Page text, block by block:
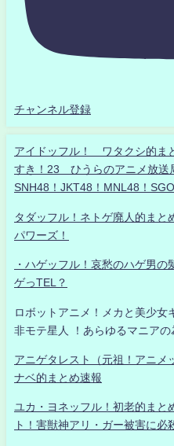
チャンネル登録
アイドッフル！ ワタクシ的ま
すき！23 ひうらのアニメ放送
SNH48！JKT48！MNL48！
タダッフル！ネトゲ廃人的まと
パワーズ！
・ハゲッフル！哀愁のハゲ男
ゲっTEL？
ロボットアニメ！メカと美少女
非モテ星人 ！あらゆるマニアの
アニゲタレスト（元祖！アニ
ナベ的まとめ速報
ユカ・ヨネッフル！初老的まと
ト！害獣神アリ・ガー被害に必